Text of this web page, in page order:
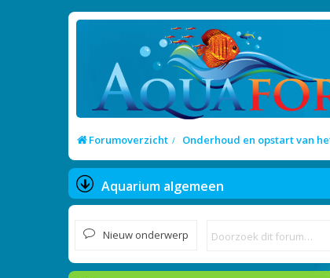
Forumoverzicht Onderhoud en opstart van
Aquarium algemeen
Nieuw onderwerp